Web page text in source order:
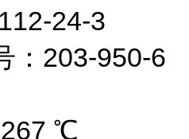
24-3
：203-950-6
267 ℃